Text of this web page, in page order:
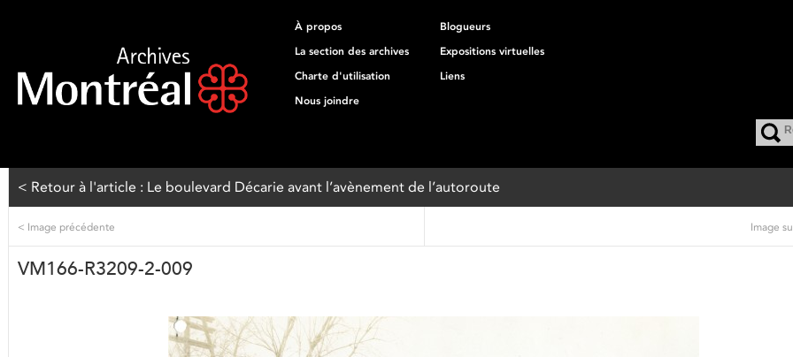
À propos
Blogueurs
La section des archives
Expositions virtuelles
Charte d'utilisation
Liens
Nous joindre
< Retour à l'article : Le boulevard Décarie avant l’avènement de l’autoroute
< Image précédente Image
VM166-R3209-2-009